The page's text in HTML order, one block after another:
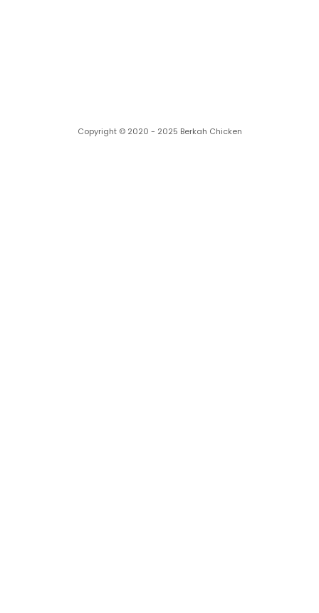
Copyright © 2020 - 2025 Berkah Chicken